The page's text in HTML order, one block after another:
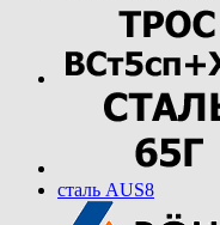
сталь AUS8